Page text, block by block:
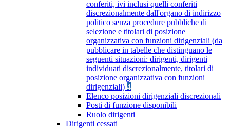
conferiti, ivi inclusi quelli conferiti
discrezionalmente dall'organo di indirizzo
politico senza procedure pubbliche di
selezione e titolari di posizione
organizzativa con funzioni dirigenziali (da
pubblicare in tabelle che distinguano le
seguenti situazioni: dirigenti, dirigenti
individuati discrezionalmente, titolari di
posizione organizzativa con funzioni
dirigenziali) 4
Elenco posizioni dirigenziali discrezionali
Posti di funzione disponibili
Ruolo dirigenti
Dirigenti cessati